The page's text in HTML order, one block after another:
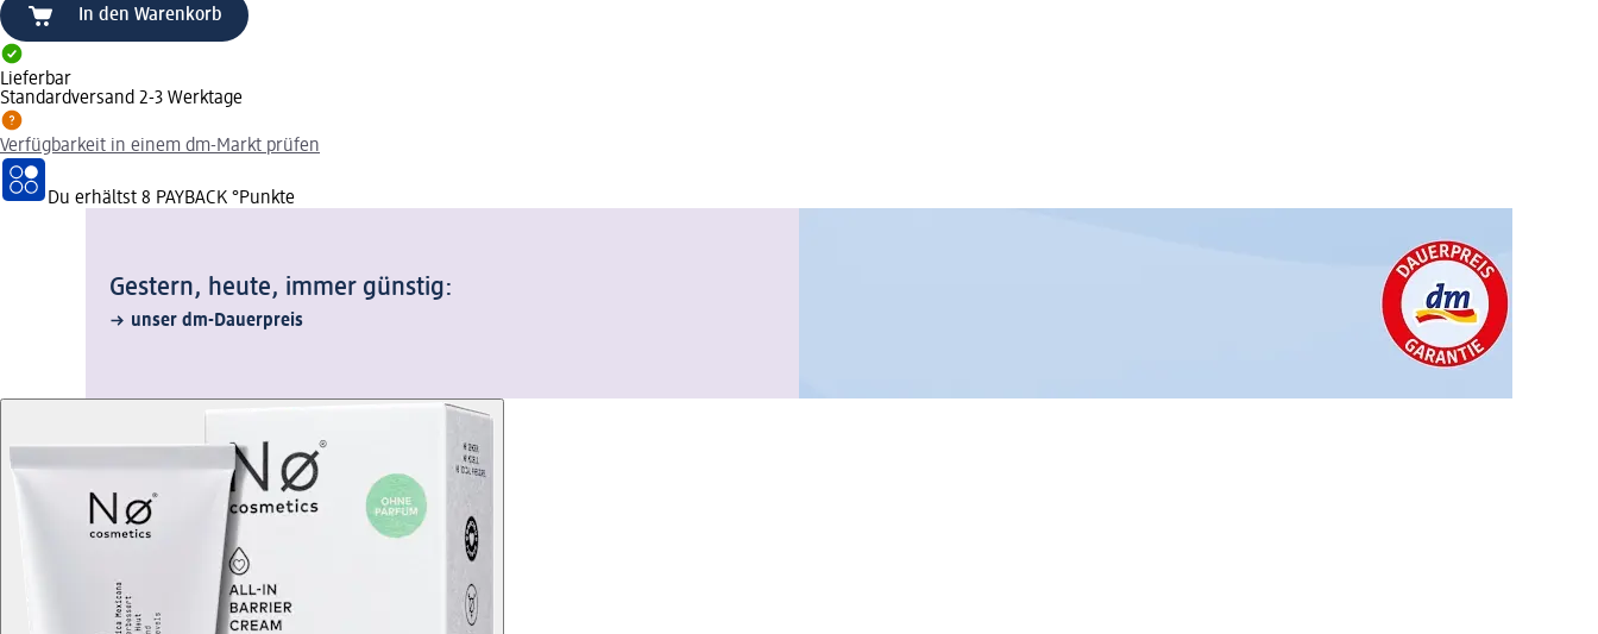
In den Warenkorb
Lieferbar
Standardversand 2-3 Werktage
Verfügbarkeit in einem dm-Markt prüfen
Du erhältst 8 PAYBACK °Punkte
Gestern, heute, immer günstig:
unser dm-Dauerpreis